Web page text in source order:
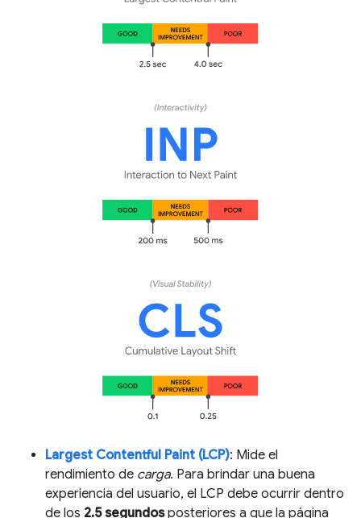
Largest Contentful Paint (LCP): Mide el
rendimiento de carga. Para brindar una buena
experiencia del usuario, el LCP debe ocurrir dentro
de los 2.5 segundosposteriores a que la página